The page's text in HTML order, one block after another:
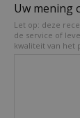
Uw mening
Let op: deze
de service of
kwaliteit van het